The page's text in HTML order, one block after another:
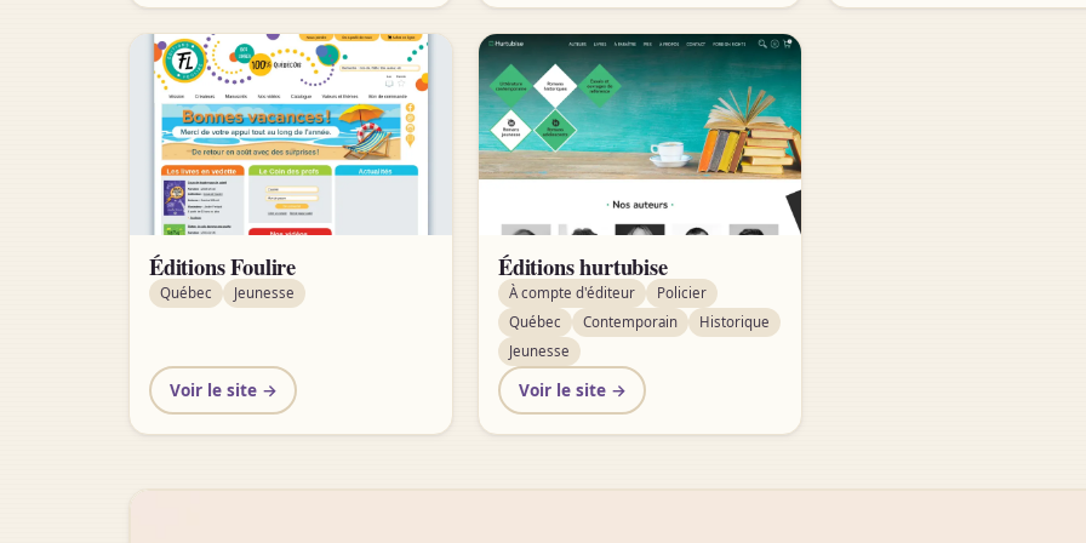
Éditions Foulire
Québec Jeunesse
Voir le site →
Éditions hurtubise
À compte d'éditeur
Policier
Québec
Contemporain
Historique
Jeunesse
Voir le site →